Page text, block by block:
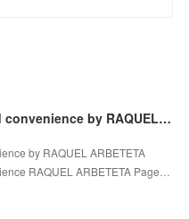
Amor y conveniencia / Love and convenience by RAQUEL ARBETETA on Iphone New Format
by RAQUEL ARBETETA
RAQUEL ARBETETA Page…